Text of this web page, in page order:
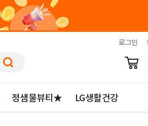
로그인
정샘물뷰티★ LG생활건강